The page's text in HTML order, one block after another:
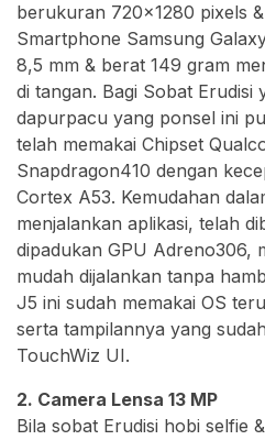
berukuran 720×1280 pixels
Smartphone Samsung
8,5 mm & berat 149 gram
di tangan. Bagi Sobat
dapurpacu yang ponsel ini
telah memakai Chipset
Snapdragon410 dengan
Cortex A53. Kemudahan
menjalankan aplikasi, telah
dipadukan GPU Adreno306,
mudah dijalankan tanpa
J5 ini sudah memakai OS
serta tampilannya yang
TouchWiz UI.
2. Camera Lensa 13 MP
Bila sobat Erudisi hobi selfie